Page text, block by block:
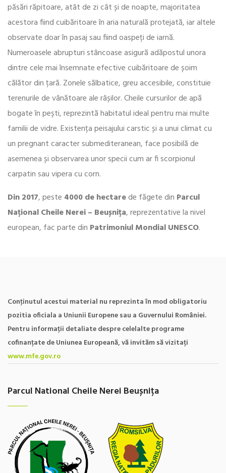
păsări răpitoare, atât de zi cât și de noapte, majoritatea
acestora fiind cuibăritoare în aria naturală protejată, iar altele
observate doar în pasaj sau fiind oaspeți de iarnă.
Numeroasele abrupturi stâncoase asigură adăpostul unora
dintre cele mai însemnate efective cuibăritoare de șoim
călător din țară. Zonele sălbatice, greu accesibile, constituie
terenurile de vânătoare ale râșilor. Cheile cursurilor de apă
bogate în pești, reprezintă habitatul ideal pentru mai multe
familii de vidre. Existența peisajului carstic și a unui climat cu
un pregnant caracter submediteranean, face posibilă de
asemenea și observarea unor specii cum ar fi scorpionul
carpatin sau vipera cu corn.
Din 2017, peste 4000 de hectarede făgete din Parcul
Național Cheile Nerei – Beușnița, reprezentative la nivel
european, fac parte din Patrimoniul Mondial UNESCO.
Conţinutul acestui material nu reprezinta în mod obligatoriu
pozitia oficiala a Uniunii Europene sau a Guvernului României.
Pentru informații detaliate despre celelalte programe
cofinanțate de Uniunea Europeană, vă invităm să vizitați
www.mfe.gov.ro
Parcul National Cheile Nerei Beușnița